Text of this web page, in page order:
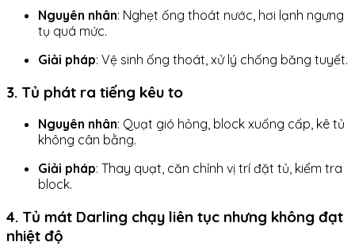
Nguyên nhân: Nghẹt ống thoát nước, hơi lạnh ngưng
tụ quá mức.
Giải pháp: Vệ sinh ống thoát, xử lý chống băng tuyết.
3. Tủ phát ra tiếng kêu to
Nguyên nhân: Quạt gió hỏng, block xuống cấp, kê tủ
không cân bằng.
Giải pháp: Thay quạt, căn chỉnh vị trí đặt tủ, kiểm tra
block.
4. Tủ mát Darling chạy liên tục nhưng không đạt
nhiệt độ